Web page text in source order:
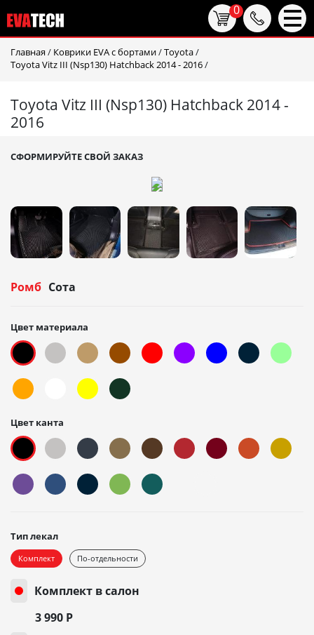
Главная / Коврики EVA c бортами/Toyota/
Toyota Vitz III (Nsp130) Hatchback 2014 - 2016/
Toyota Vitz III (Nsp130) Hatchback 2014 -
2016
СФОРМИРУЙТЕ СВОЙ ЗАКАЗ
Ромб Сота
Цвет материала
Цвет канта
Тип лекал
Комплект По-отдельности
Комплект в салон
3 990 Р
0